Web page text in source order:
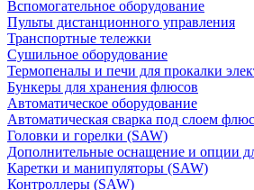
Вспомогательное оборудование
Пульты дистанционного управления
Транспортные тележки
Сушильное оборудование
Термопеналы и печи для прокалки
Бункеры для хранения флюсов
Автоматическое оборудование
Автоматическая сварка под слоем
Головки и горелки (SAW)
Дополнительные оснащение и опции
Каретки и манипуляторы (SAW)
Контроллеры (SAW)